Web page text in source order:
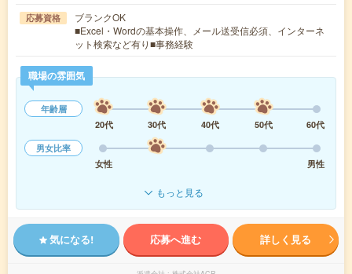
応募資格
ブランクOK
■Excel・Wordの基本操作、メール送受信必須、インターネ
ット検索など有り■事務経験
職場の雰囲気
年齢層
20代
30代 40代 50代
60代
男女比率
女性
男性
もっと見る
気になる! 応募へ進む 詳しく見る